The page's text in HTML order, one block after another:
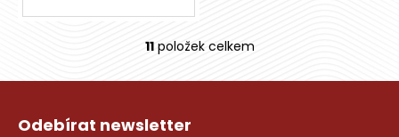
O
11položek celkem
Odebírat newsletter